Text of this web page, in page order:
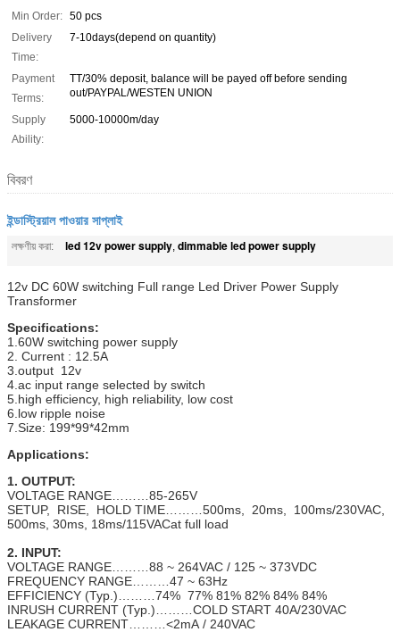
Min Order: 50 pcs
Delivery
Time:
7-10days(depend on quantity)
Payment
Terms:
TT/30% deposit, balance will be payed off before sending
out/PAYPAL/WESTEN UNION
Supply
Ability:
5000-10000m/day
বিবরণ
ইন্ডাস্ট্রিয়াল পাওয়ার সাপ্লাই
লক্ষণীয় করা: led 12v power supply, dimmable led power supply
12v DC 60W switching Full range Led Driver Power Supply
Transformer
Specifications:
1.60W switching power supply
2. Current : 12.5A
3.output 12v
4.ac input range selected by switch
5.high efficiency, high reliability, low cost
6.low ripple noise
7.Size: 199*99*42mm
Applications:
1. OUTPUT:
VOLTAGE RANGE………85-265V
SETUP, RISE, HOLD TIME………500ms, 20ms, 100ms/230VAC,
500ms, 30ms, 18ms/115VACat full load
2. INPUT:
VOLTAGE RANGE………88 ~ 264VAC / 125 ~ 373VDC
FREQUENCY RANGE………47 ~ 63Hz
EFFICIENCY (Typ.)………74% 77% 81% 82% 84% 84%
INRUSH CURRENT (Typ.)………COLD START 40A/230VAC
LEAKAGE CURRENT………<2mA / 240VAC